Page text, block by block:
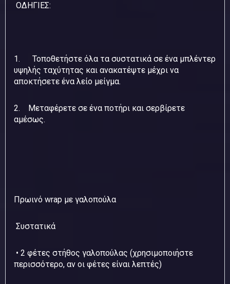
ΟΔΗΓΙΕΣ:
1. Τοποθετήστε όλα τα συστατικά σε ένα μπλέντερ
υψηλής ταχύτητας και ανακατέψτε μέχρι να
αποκτήσετε ένα λείο μείγμα.
2. Μεταφέρετε σε ένα ποτήρι και σερβίρετε
αμέσως.
Πρωινό wrap με γαλοπούλα
Συστατικά
• 2 φέτες στήθος γαλοπούλας (χρησιμοποιήστε
περισσότερο, αν οι φέτες είναι λεπτές)